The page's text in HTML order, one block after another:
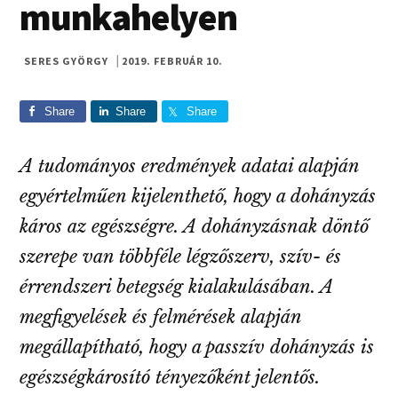
munkahelyen
SERES GYÖRGY 2019. FEBRUÁR 10.
Share Share Share
A tudományos eredmények adatai alapján
egyértelműen kijelenthető, hogy a dohányzás
káros az egészségre. A dohányzásnak döntő
szerepe van többféle légzőszerv, szív- és
érrendszeri betegség kialakulásában. A
megfigyelések és felmérések alapján
megállapítható, hogy a passzív dohányzás is
egészségkárosító tényezőként jelentős.